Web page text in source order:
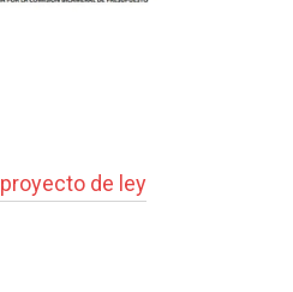
proyecto de ley